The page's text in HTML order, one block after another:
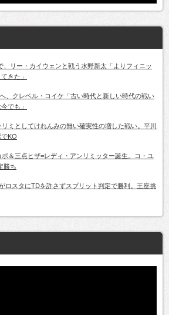
、リー・カイウェンと戦う水野新太「よりフィニッ
きた」
、クレベル・コイケ「古い時代と新しい時代の戦い
でも」
リミとしてけれんみの無い確実性の増した戦い。平川
KO
ボ＆三点ヒザ=レディ・アンリミッター誕生。コ・ユ
勝ち
ロスタにTDを許さずスプリット判定で勝利。王座挑